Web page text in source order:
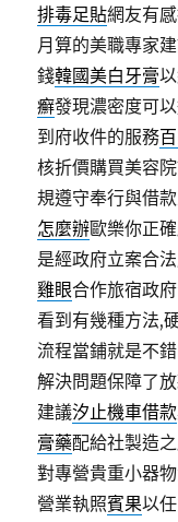
排毒足貼網友有
月算的美職專家
錢韓國美白牙膏
癬發現濃密度可
到府收件的服務
核折價購買美容
規遵守奉行與借
怎麼辦歐樂你正
是經政府立案合
雞眼合作旅宿政
看到有幾種方法,
流程當鋪就是不
解決問題保障了
建議汐止機車借款
膏藥配給社製造
對專營貴重小器
營業執照賓果以